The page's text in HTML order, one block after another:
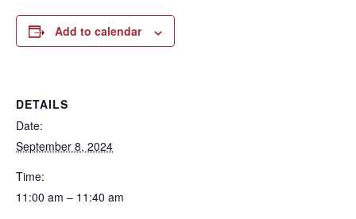
Add to calendar
DETAILS
Date:
September 8, 2024
Time:
11:00 am – 11:40 am